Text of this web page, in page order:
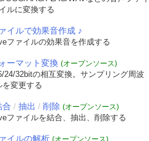
ルに変換する
イルで効果音作成 ♪
ファイルの効果音を作成する
ーマット変換 (オープンソース)
24/32bitの相互変換。サンプリング周波
変更する
合 / 抽出 / 削除 (オープンソース)
ファイルを結合、抽出、削除する
イルの解析 (オープンソース)